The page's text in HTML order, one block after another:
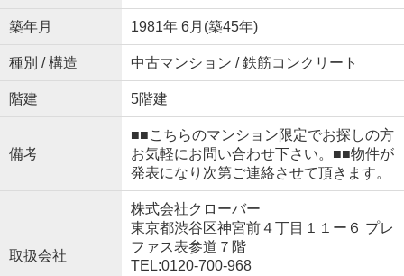
築年月 1981年 6月(築45年)
種別 / 構造 中古マンション / 鉄筋コンクリート
階建 5階建
備考
■■こちらのマンション限定でお探しの方
お気軽にお問い合わせ下さい。■■物件が
発表になり次第ご連絡させて頂きます。
取扱会社
株式会社クローバー
東京都渋谷区神宮前４丁目１１ー６ プレ
ファス表参道７階
TEL:0120-700-968